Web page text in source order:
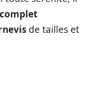
de tailles et